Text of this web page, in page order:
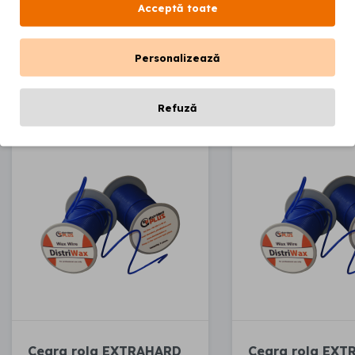
73 lei
Adaugă în coș
73 lei
Ceara rola EXTRAHARD Ceara rola
Acceptă toate
Personalizează
Refuză